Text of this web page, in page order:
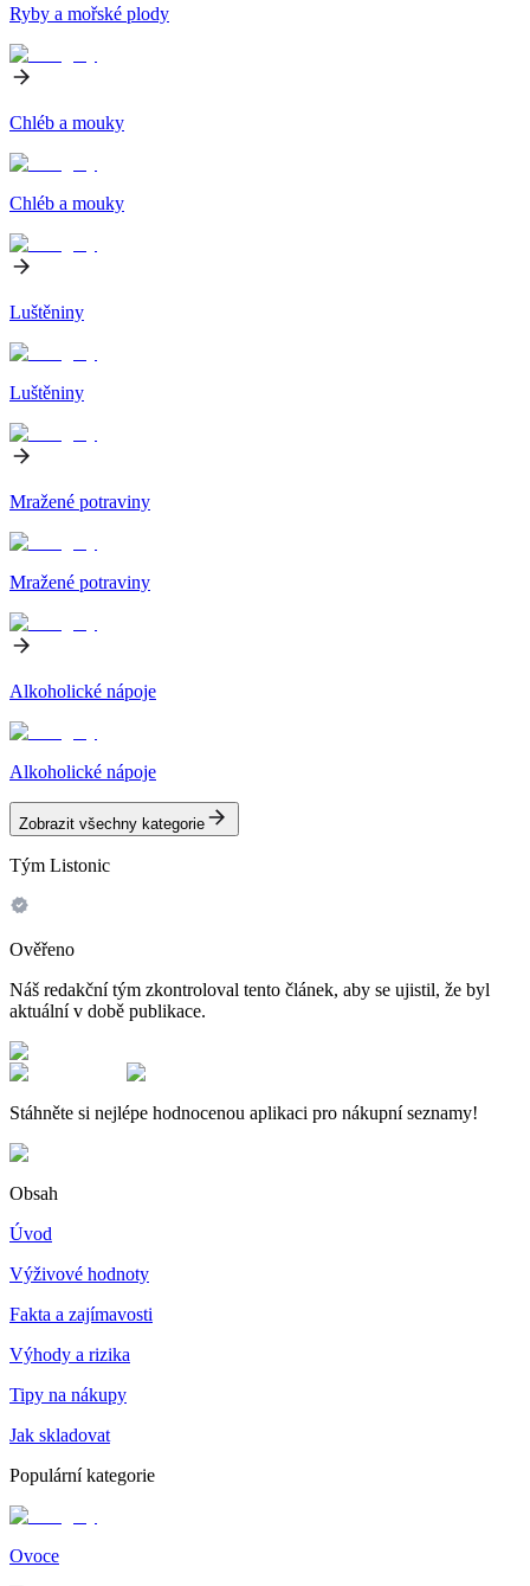
Ryby a mořské plody
Chléb a mouky
Chléb a mouky
Luštěniny
Luštěniny
Mražené potraviny
Mražené potraviny
Alkoholické nápoje
Alkoholické nápoje
Zobrazit všechny kategorie
Tým Listonic
Ověřeno
Náš redakční tým zkontroloval tento článek, aby se ujistil, že byl
aktuální v době publikace.
Stáhněte si nejlépe hodnocenou aplikaci pro nákupní seznamy!
Obsah
Úvod
Výživové hodnoty
Fakta a zajímavosti
Výhody a rizika
Tipy na nákupy
Jak skladovat
Populární kategorie
Ovoce